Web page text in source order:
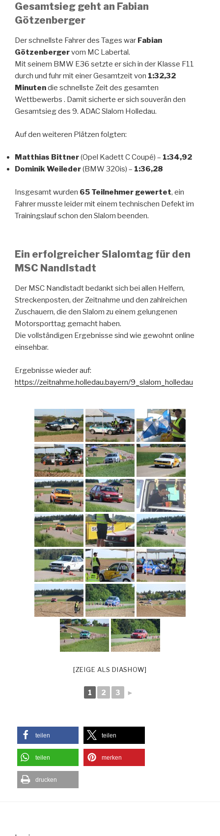
Gesamtsieg geht an Fabian
Götzenberger
Der schnellste Fahrer des Tages war Fabian
Götzenbergervom MC Labertal.
Mit seinem BMW E36 setzte er sich in der Klasse F11
durch und fuhr mit einer Gesamtzeit von 1:32,32
Minutendie schnellste Zeit des gesamten
Wettbewerbs . Damit sicherte er sich souverän den
Gesamtsieg des 9. ADAC Slalom Holledau.
Auf den weiteren Plätzen folgten:
Matthias Bittner(Opel Kadett C Coupé) – 1:34,92
Dominik Weileder(BMW 320is) – 1:36,28
Insgesamt wurden 65 Teilnehmer gewertet, ein
Fahrer musste leider mit einem technischen Defekt im
Trainingslauf schon den Slalom beenden.
Ein erfolgreicher Slalomtag für den
MSC Nandlstadt
Der MSC Nandlstadt bedankt sich bei allen Helfern,
Streckenposten, der Zeitnahme und den zahlreichen
Zuschauern, die den Slalom zu einem gelungenen
Motorsporttag gemacht haben.
Die vollständigen Ergebnisse sind wie gewohnt online
einsehbar.
Ergebnisse wieder auf:
https://zeitnahme.holledau.bayern/9_slalom_holledau
[ZEIGE ALS DIASHOW]
1 2 3 ►
teilen teilen
teilen merken
drucken